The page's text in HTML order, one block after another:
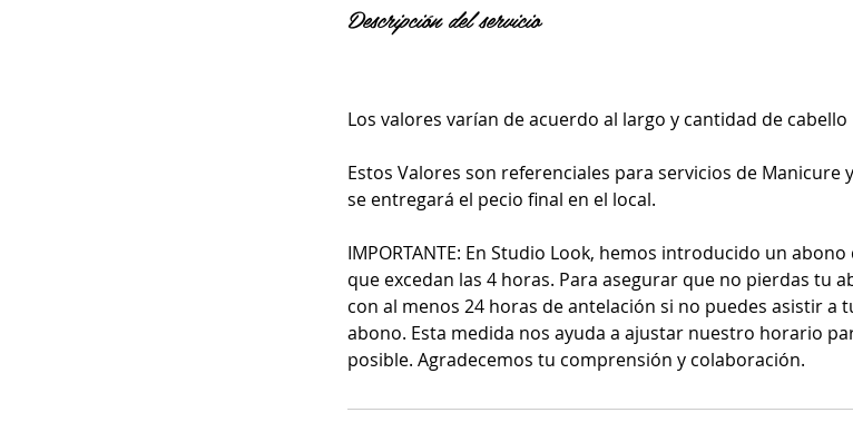
Descripción del servicio
Los valores varían de acuerdo al largo y cantidad de cabello
Estos Valores son referenciales para servicios de
se entregará el pecio final en el local.
IMPORTANTE: En Studio Look, hemos introducido un
que excedan las 4 horas. Para asegurar que no pierdas tu
con al menos 24 horas de antelación si no puedes asistir a
abono. Esta medida nos ayuda a ajustar nuestro horario